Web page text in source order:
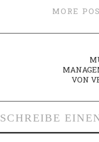
MORE
VON
SCHREIBE